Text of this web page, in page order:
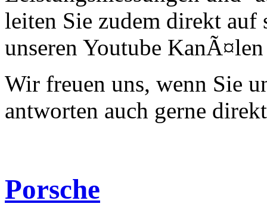
leiten Sie zudem direkt auf
unseren Youtube
Wir freuen uns, wenn Sie
antworten auch gerne
Porsche